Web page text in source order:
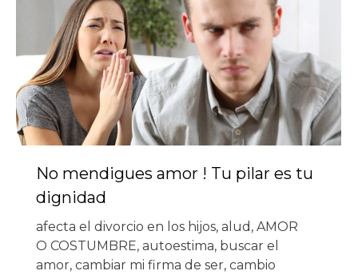
No mendigues amor ! Tu pilar es tu
dignidad
afecta el divorcio en los hijos, alud , AMOR
O COSTUMBRE, autoestima, buscar el
amor, cambiar mi firma de ser, cambio